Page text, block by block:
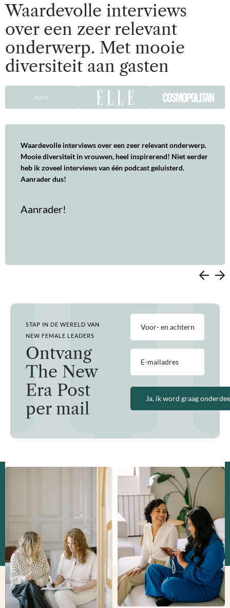
Waardevolle interviews
over een zeer relevant
onderwerp. Met mooie
diversiteit aan gasten
Waardevolle interviews over een zeer relevant onderwerp.
Mooie diversiteit in vrouwen, heel inspirerend! Niet eerder
heb ik zoveel interviews van één podcast geluisterd.
Aanrader dus!
Aanrader!
STAP IN DE WERELD VAN
NEW FEMALE LEADERS
Ontvang
The New
Era Post
per mail
Voor-
E-
mailadres